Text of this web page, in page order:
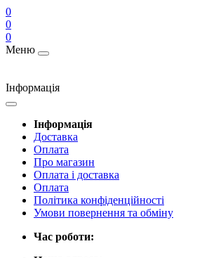
0
0
0
Меню
Інформація
Інформація
Доставка
Оплата
Про магазин
Оплата і доставка
Оплата
Політика конфіденційності
Умови повернення та обміну
Час роботи: